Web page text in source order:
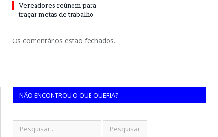
Vereadores reúnem para
traçar metas de trabalho
Os comentários estão fechados.
NÃO ENCONTROU O QUE QUERIA?